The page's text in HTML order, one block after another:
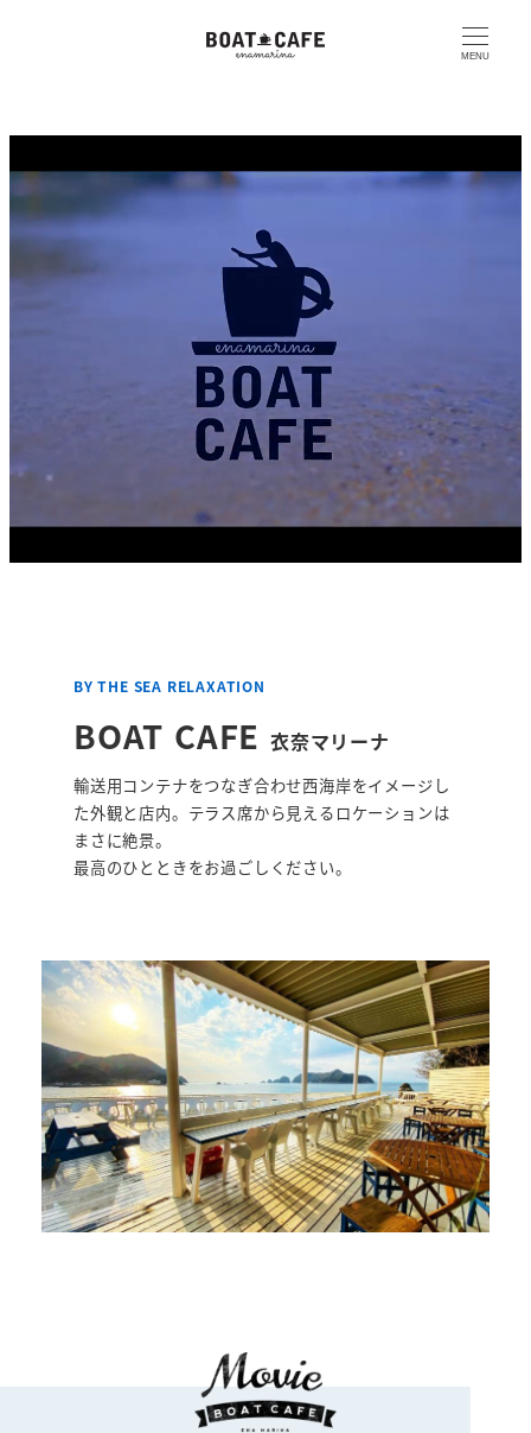
テ
ン
ツ
へ
MENU
BY THE SEA RELAXATION
BOAT CAFE 衣奈マリーナ
輸送用コンテナをつなぎ合わせ西海岸をイメージし
た外観と店内。テラス席から見えるロケーションは
まさに絶景。
最高のひとときをお過ごしください。